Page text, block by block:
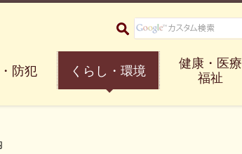
箕面市 Minoh City
防犯 くらし・環境
健康・医療
福祉